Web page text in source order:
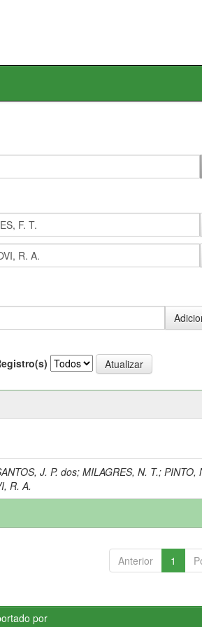
J. P. dos;MILAGRES, N. T.;PINTO,
R. A.
Anterior 1
por